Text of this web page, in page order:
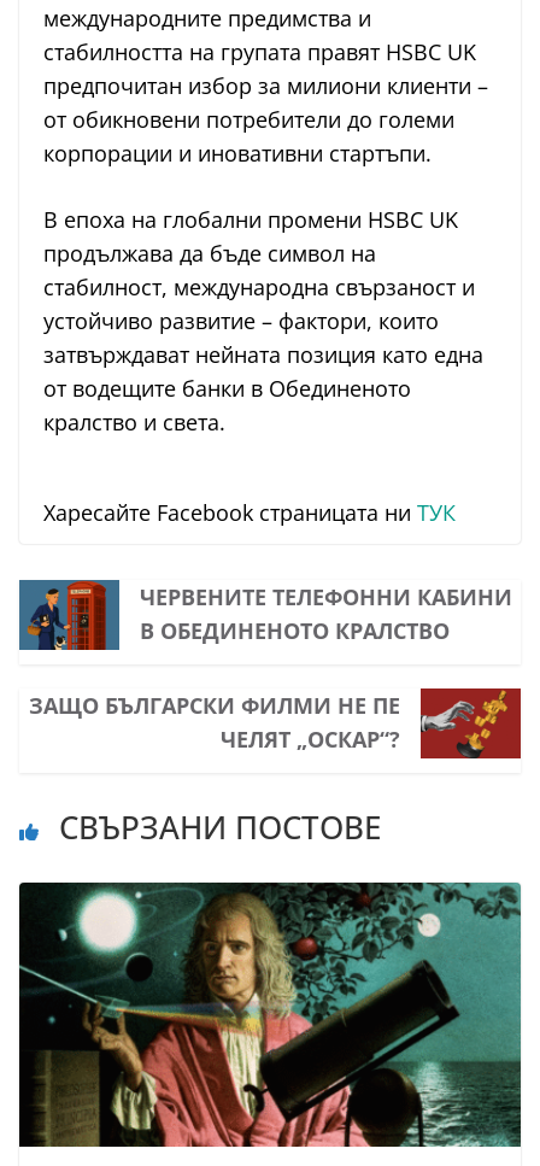
международните предимства и
стабилността на групата правят HSBC UK
предпочитан избор за милиони клиенти –
от обикновени потребители до големи
корпорации и иновативни стартъпи.
В епоха на глобални промени HSBC UK
продължава да бъде символ на
стабилност, международна свързаност и
устойчиво развитие – фактори, които
затвърждават нейната позиция като една
от водещите банки в Обединеното
кралство и света.
Харесайте Facebook страницата ни ТУК
ЧЕРВЕНИТЕ ТЕЛЕФОННИ КАБИНИ
В ОБЕДИНЕНОТО КРАЛСТВО
ЗАЩО БЪЛГАРСКИ ФИЛМИ НЕ ПЕ
ЧЕЛЯТ „ОСКАР“?
СВЪРЗАНИ ПОСТОВЕ